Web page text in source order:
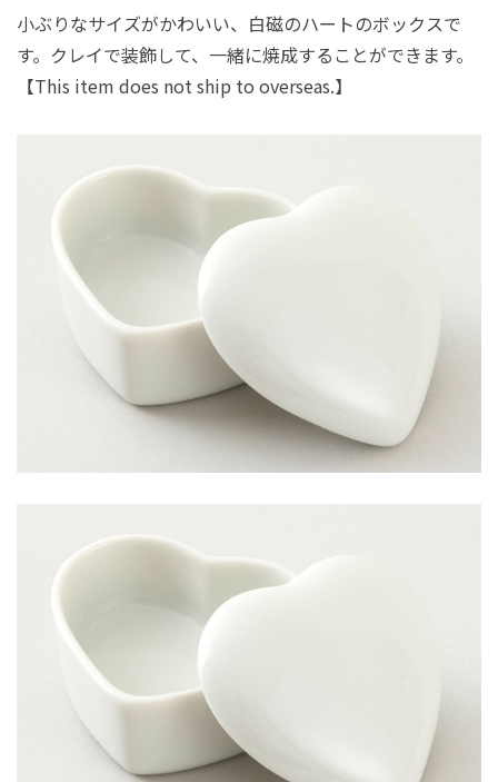
小ぶりなサイズがかわいい、白磁のハートのボックスで
す。クレイで装飾して、一緒に焼成することができます。
【This item does not ship to overseas.】